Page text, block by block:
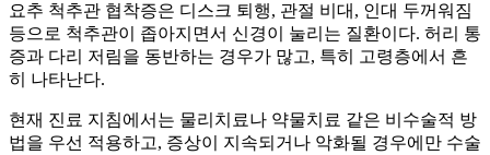
요추 척추관 협착증은 디스크 퇴행, 관절 비대, 인대 두꺼워짐
등으로 척추관이 좁아지면서 신경이 눌리는 질환이다. 허리 통
증과 다리 저림을 동반하는 경우가 많고, 특히 고령층에서 흔
히 나타난다.
현재 진료 지침에서는 물리치료나 약물치료 같은 비수술적 방
법을 우선 적용하고, 증상이 지속되거나 악화될 경우에만 수술